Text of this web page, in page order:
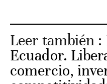
Leer también :
Ecuador.
comercio,